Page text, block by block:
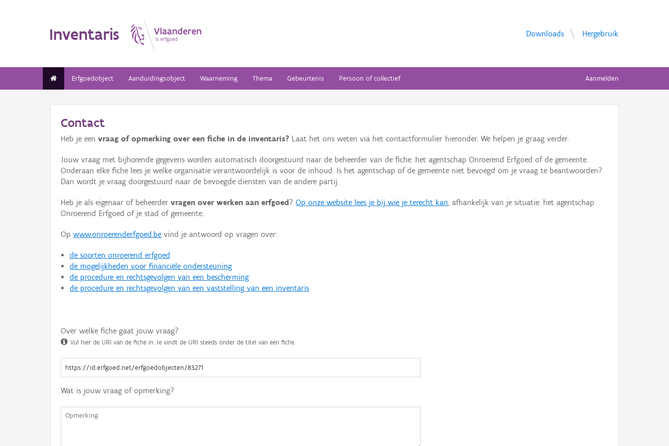
Inventaris Downloads Hergebruik
Erfgoedobject Aanduidingsobject Waarneming Thema Gebeurtenis Persoon of collectief Aanmelden
Contact
Heb je een vraag of opmerking over een fiche in de inventaris? Laat het ons weten via het contactformulier hieronder. We helpen je graag verder.
Jouw vraag met bijhorende gegevens worden automatisch doorgestuurd naar de beheerder van de fiche: het agentschap Onroerend Erfgoed of de gemeente.
Onderaan elke fiche lees je welke organisatie verantwoordelijk is voor de inhoud. Is het agentschap of de gemeente niet bevoegd om je vraag te beantwoorden?
Dan wordt je vraag doorgestuurd naar de bevoegde diensten van de andere partij.
Heb je als eigenaar of beheerder vragen over werken aan erfgoed ? Op onze website lees je bij wie je terecht kan, afhankelijk van je situatie: het agentschap
Onroerend Erfgoed of je stad of gemeente.
Op www.onroerenderfgoed.be vind je antwoord op vragen over:
de soorten onroerend erfgoed
de mogelijkheden voor financiële ondersteuning
de procedure en rechtsgevolgen van een bescherming
de procedure en rechtsgevolgen van een vaststelling van een inventaris
Over welke fiche gaat jouw vraag?
Vul hier de URI van de fiche in. Je vindt de URI steeds onder de titel van een fiche.
Wat is jouw vraag of opmerking?